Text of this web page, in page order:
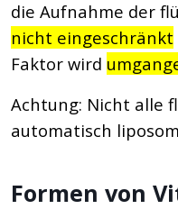
die Aufnahme der
nicht eingeschränkt
Faktor wird
Achtung: Nicht alle
automatisch
Formen von